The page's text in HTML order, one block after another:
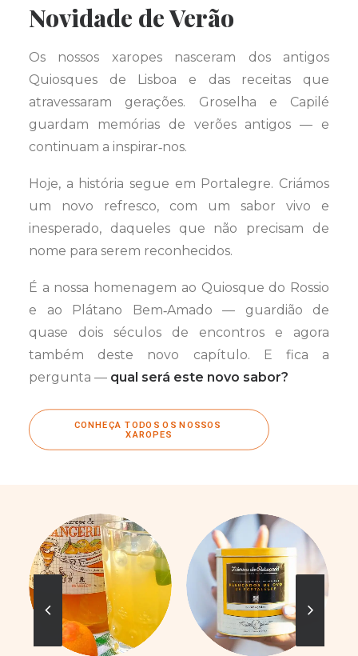
Novidade de Verão
Os nossos xaropes nasceram dos antigos
Quiosques de Lisboa e das receitas que
atravessaram gerações. Groselha e Capilé
guardam memórias de verões antigos — e
continuam a inspirar‑nos.
Hoje, a história segue em Portalegre. Criámos
um novo refresco, com um sabor vivo e
inesperado, daqueles que não precisam de
nome para serem reconhecidos.
É a nossa homenagem ao Quiosque do Rossio
e ao Plátano Bem‑Amado — guardião de
quase dois séculos de encontros e agora
também deste novo capítulo. E fica a
pergunta — qual será este novo sabor?
CONHEÇA TODOS OS NOSSOS
XAROPES